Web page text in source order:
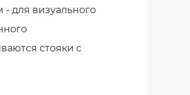
для визуального
стояки с